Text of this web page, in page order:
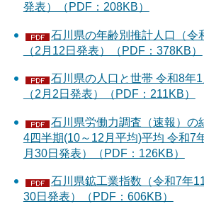
発表）（PDF：208KB）
石川県の年齢別推計人口（令
（2月12日発表）（PDF：378KB）
石川県の人口と世帯 令和8年1
（2月2日発表）（PDF：211KB）
石川県労働力調査（速報）の
4四半期(10～12月平均)平均 令和7
月30日発表）（PDF：126KB）
石川県鉱工業指数（令和7年
30日発表）（PDF：606KB）